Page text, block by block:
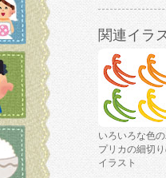
関連イラ
いろいろな色
プリカの細切
イラスト